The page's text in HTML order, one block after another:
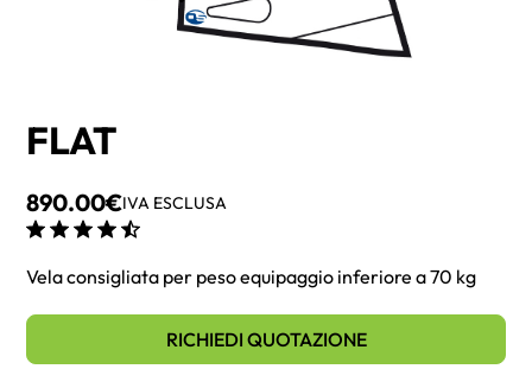
FLAT
890.00€IVA ESCLUSA
Vela consigliata per peso equipaggio inferiore a 70 kg
RICHIEDI QUOTAZIONE